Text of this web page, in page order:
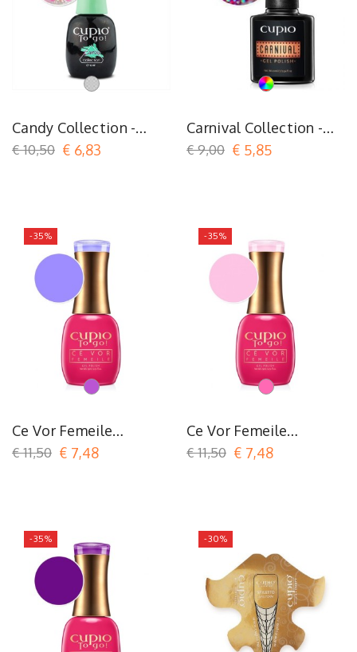
Candy Collection -
Yummy
€ 10,50 € 6,83
Transparent
Carnival Collection -
Notting Hill
€ 9,00 € 5,85
Multicolore
-35%
Ce Vor Femeile
COLLECTION - Ce Se
Poarta (Ce Qui Se
€ 11,50 € 7,48
mauve
-35%
Ce Vor Femeile
COLLECTION - Nu Stiu
(Je Ne Sais Pas)
€ 11,50 € 7,48
Roze
-35% -30%